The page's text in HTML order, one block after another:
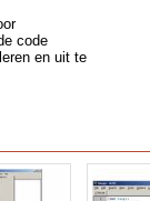
code
en uit te